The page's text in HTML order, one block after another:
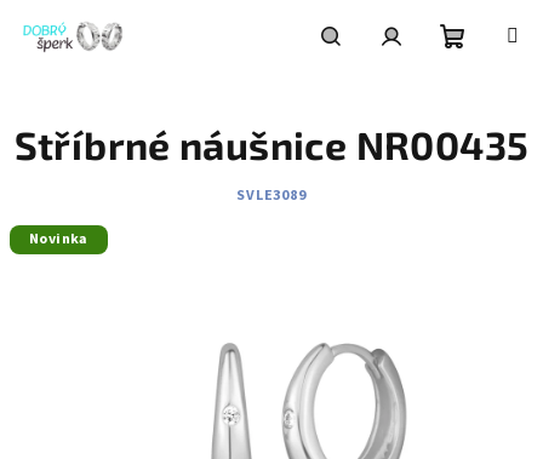
obsah
košík
Stříbrné náušnice NR00435
SVLE3089
Novinka